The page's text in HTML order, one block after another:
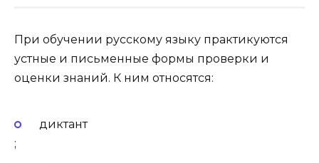
При обучении русскому языку практикуются
устные и письменные формы проверки и
оценки знаний. К ним относятся:
диктант
;